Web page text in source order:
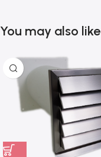
You may also like